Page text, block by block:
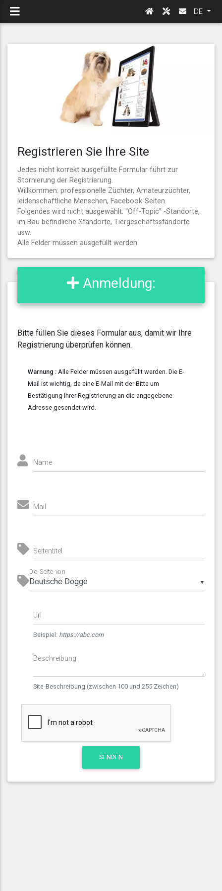
DE
Registrieren Sie Ihre Site
Jedes nicht korrekt ausgefüllte Formular führt zur
Stornierung der Registrierung.
Willkommen: professionelle Züchter, Amateurzüchter,
leidenschaftliche Menschen, Facebook-Seiten.
Folgendes wird nicht ausgewählt: "Off-Topic" -Standorte,
im Bau befindliche Standorte, Tiergeschäftsstandorte
usw.
Alle Felder müssen ausgefüllt werden.
Anmeldung:
Bitte füllen Sie dieses Formular aus, damit wir Ihre
Registrierung überprüfen können.
Warnung : Alle Felder müssen ausgefüllt werden. Die E-
Mail ist wichtig, da eine E-Mail mit der Bitte um
Bestätigung Ihrer Registrierung an die angegebene
Adresse gesendet wird.
Name
Mail
Seitentitel
▼
Die Seite von
Url
Beispiel: https://abc.com
Beschreibung
Site-Beschreibung (zwischen 100 und 255 Zeichen)
SENDEN